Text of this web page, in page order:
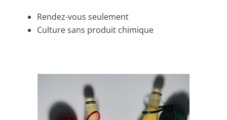
Rendez-vous seulement
Culture sans produit chimique